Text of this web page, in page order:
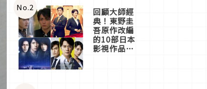
店3分即達
No.2 回顧大師經
典！東野圭
吾原作改編
的10部日本
影視作品推